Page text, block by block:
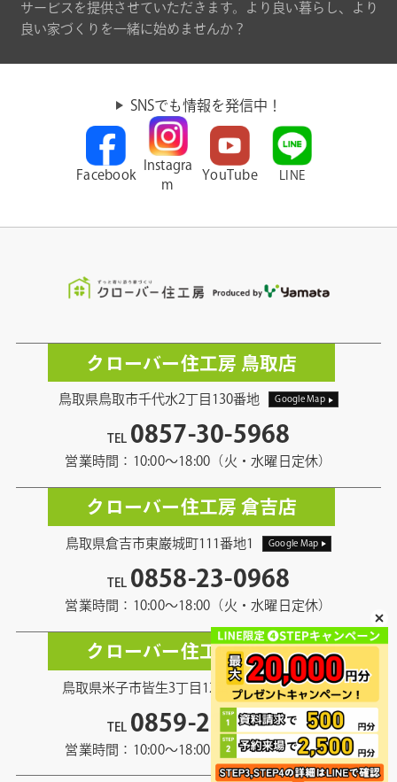
サービスを提供させていただきます。より良い暮らし、より
良い家づくりを一緒に始めませんか？
SNSでも情報を発信中！
Facebook
Instagra
m
YouTube LINE
クローバー住工房 鳥取店
鳥取県鳥取市千代水2丁目130番地 Google Map
TEL 0857-30-5968
営業時間：10:00〜18:00（火・水曜日定休）
クローバー住工房 倉吉店
鳥取県倉吉市東巌城町111番地1 Google Map
TEL 0858-23-0968
営業時間：10:00〜18:00（火・水曜日定休）
クローバー住工房 米子店
鳥取県米子市皆生3丁目12番地13 Google Map
TEL 0859-21-5968
営業時間：10:00〜18:00（火・水曜日定休）